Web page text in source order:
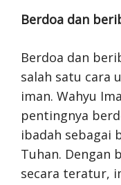
Berdoa dan
Berdoa dan
salah satu cara
iman. Wahyu
pentingnya
ibadah sebagai
Tuhan. Dengan
secara teratur,